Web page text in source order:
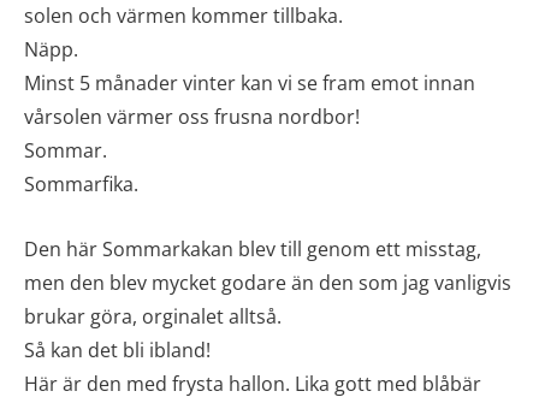
solen och värmen kommer tillbaka.
Näpp.
Minst 5 månader vinter kan vi se fram emot innan
vårsolen värmer oss frusna nordbor!
Sommar.
Sommarfika.
Den här Sommarkakan blev till genom ett misstag,
men den blev mycket godare än den som jag vanligvis
brukar göra, orginalet alltså.
Så kan det bli ibland!
Här är den med frysta hallon. Lika gott med blåbär